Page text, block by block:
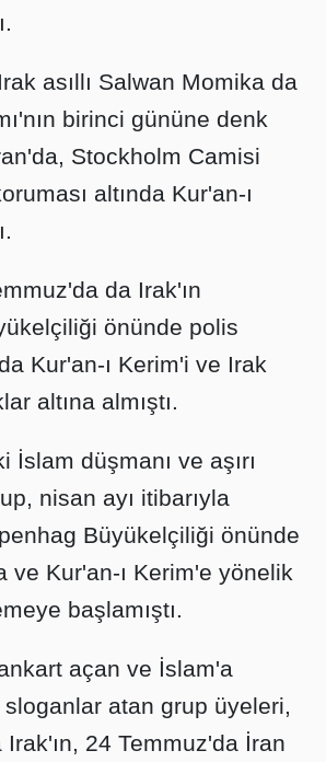
asıllı Salwan Momika da
birinci gününe denk
Stockholm Camisi
altında Kur'an-ı
da Irak'ın
önünde polis
Kur'an-ı Kerim'i ve Irak
altına almıştı.
İslam düşmanı ve aşırı
nisan ayı itibarıyla
Büyükelçiliği önünde
ve Kur'an-ı Kerim'e yönelik
başlamıştı.
açan ve İslam'a
atan grup üyeleri,
24 Temmuz'da İran